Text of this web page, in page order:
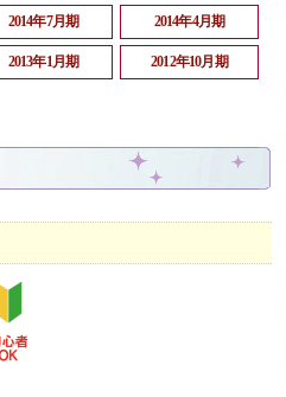
2014年7月期 2014年4月期
2013年1月期 2012年10月期